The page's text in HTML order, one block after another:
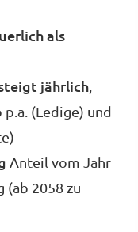
als
jährlich
(Ledige) und
Anteil vom Jahr
(ab 2058 zu